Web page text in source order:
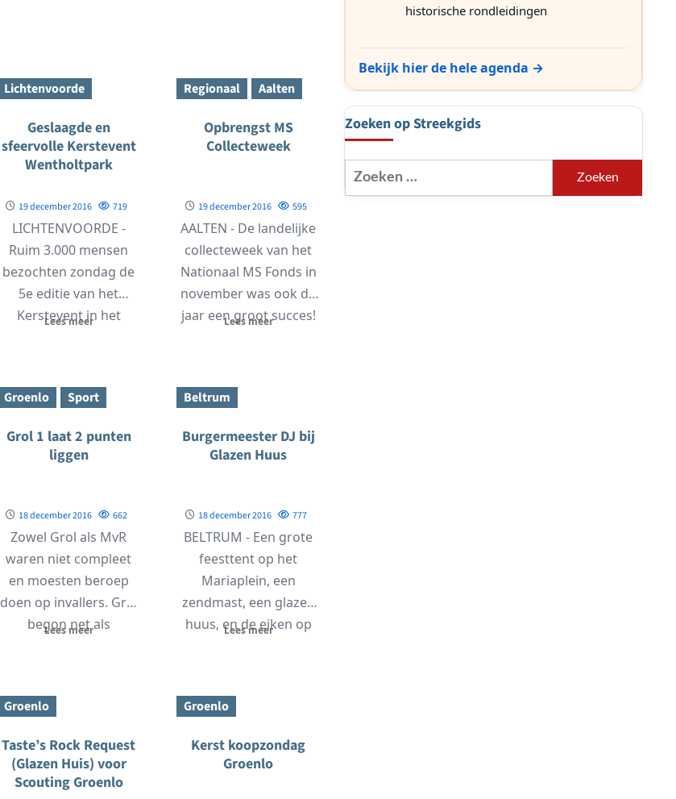
Lichtenvoorde
Geslaagde en
sfeervolle Kerstevent
Wentholtpark
19 december 2016 719
LICHTENVOORDE -
Ruim 3.000 mensen
bezochten zondag de
5e editie van het
Kerstevent in het
Lees meer
Regionaal Aalten
Opbrengst MS
Collecteweek
19 december 2016 595
AALTEN - De landelijke
collecteweek van het
Nationaal MS Fonds in
november was ook dit
jaar een groot succes!
Lees meer
Groenlo Sport
Grol 1 laat 2 punten
liggen
18 december 2016 662
Zowel Grol als MvR
waren niet compleet
en moesten beroep
doen op invallers. Grol
begon net als
Lees meer
Beltrum
Burgermeester DJ bij
Glazen Huus
18 december 2016 777
BELTRUM - Een grote
feesttent op het
Mariaplein, een
zendmast, een glazen
huus, en de eiken op
Lees meer
Groenlo
Taste’s Rock Request
(Glazen Huis) voor
Scouting Groenlo
Groenlo
Kerst koopzondag
Groenlo
historische rondleidingen
Bekijk hier de hele agenda →
Zoeken op Streekgids
Zoeken
naar: